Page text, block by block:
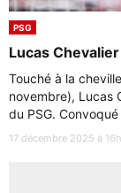
PSG
Lucas
Touché à la
novembre), Lucas
du PSG.
17 décembre 2025 à